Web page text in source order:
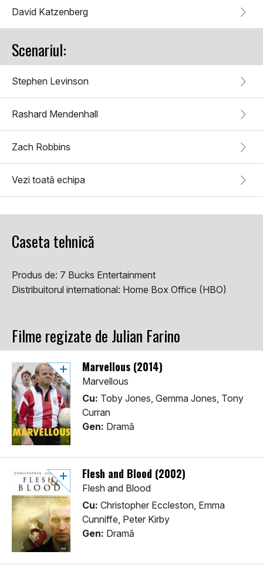
David Katzenberg
Scenariul:
Stephen Levinson
Rashard Mendenhall
Zach Robbins
Vezi toată echipa
Caseta tehnică
Produs de: 7 Bucks Entertainment
Distribuitorul international: Home Box Office (HBO)
Filme regizate de Julian Farino
Marvellous (2014)
Marvellous
Cu: Toby Jones, Gemma Jones, Tony
Curran
Gen: Dramă
Flesh and Blood (2002)
Flesh and Blood
Cu: Christopher Eccleston, Emma
Cunniffe, Peter Kirby
Gen: Dramă